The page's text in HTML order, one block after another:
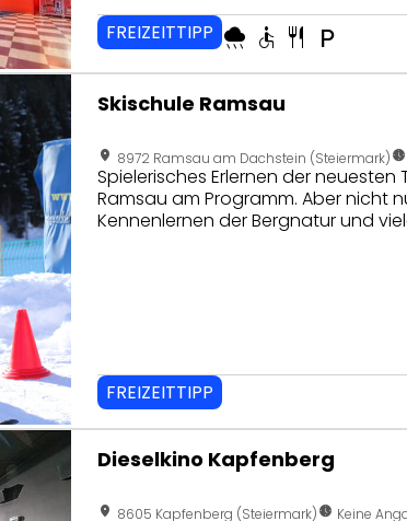
FREIZEITTIPP rainy accessible restaurant local_parking
Skischule Ramsau
location_on 8972 Ramsau am Dachstein (Steiermark)nest_clock_farsight_analog
Spielerisches Erlernen der neuesten
Ramsau am Programm. Aber nicht
Kennenlernen der Bergnatur und
FREIZEITTIPP
Dieselkino Kapfenberg
location_on 8605 Kapfenberg (Steiermark)nest_clock_farsight_analog Keine